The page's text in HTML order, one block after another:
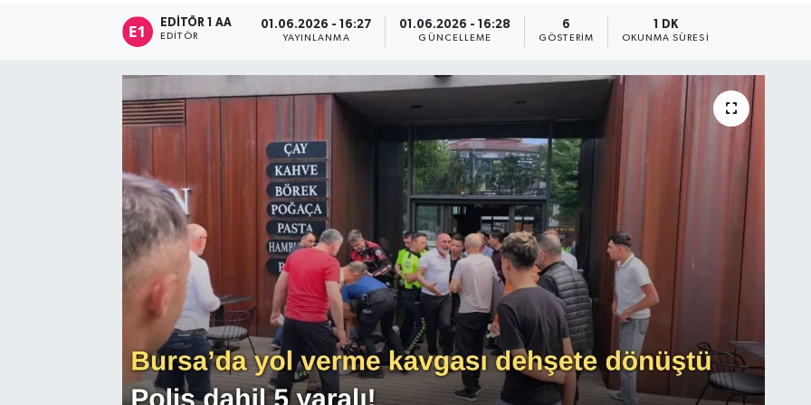
EDITÖR 1 AA
EDITÖR
01.06.2026 - 16:27
YAYINLANMA
01.06.2026 - 16:28
GÜNCELLEME
6
GÖSTERIM
1 DK
OKUNMA SÜRESI